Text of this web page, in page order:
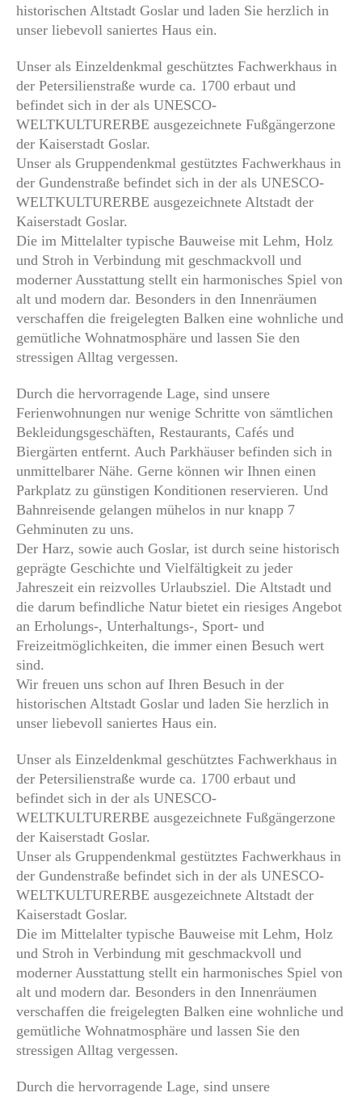
historischen Altstadt Goslar und laden Sie herzlich in
unser liebevoll saniertes Haus ein.
Unser als Einzeldenkmal geschütztes Fachwerkhaus in
der Petersilienstraße wurde ca. 1700 erbaut und
befindet sich in der als UNESCO-
WELTKULTURERBE ausgezeichnete Fußgängerzone
der Kaiserstadt Goslar.
Unser als Gruppendenkmal gestütztes Fachwerkhaus in
der Gundenstraße befindet sich in der als UNESCO-
WELTKULTURERBE ausgezeichnete Altstadt der
Kaiserstadt Goslar.
Die im Mittelalter typische Bauweise mit Lehm, Holz
und Stroh in Verbindung mit geschmackvoll und
moderner Ausstattung stellt ein harmonisches Spiel von
alt und modern dar. Besonders in den Innenräumen
verschaffen die freigelegten Balken eine wohnliche und
gemütliche Wohnatmosphäre und lassen Sie den
stressigen Alltag vergessen.
Durch die hervorragende Lage, sind unsere
Ferienwohnungen nur wenige Schritte von sämtlichen
Bekleidungsgeschäften, Restaurants, Cafés und
Biergärten entfernt. Auch Parkhäuser befinden sich in
unmittelbarer Nähe. Gerne können wir Ihnen einen
Parkplatz zu günstigen Konditionen reservieren. Und
Bahnreisende gelangen mühelos in nur knapp 7
Gehminuten zu uns.
Der Harz, sowie auch Goslar, ist durch seine historisch
geprägte Geschichte und Vielfältigkeit zu jeder
Jahreszeit ein reizvolles Urlaubsziel. Die Altstadt und
die darum befindliche Natur bietet ein riesiges Angebot
an Erholungs-, Unterhaltungs-, Sport- und
Freizeitmöglichkeiten, die immer einen Besuch wert
sind.
Wir freuen uns schon auf Ihren Besuch in der
historischen Altstadt Goslar und laden Sie herzlich in
unser liebevoll saniertes Haus ein.
Unser als Einzeldenkmal geschütztes Fachwerkhaus in
der Petersilienstraße wurde ca. 1700 erbaut und
befindet sich in der als UNESCO-
WELTKULTURERBE ausgezeichnete Fußgängerzone
der Kaiserstadt Goslar.
Unser als Gruppendenkmal gestütztes Fachwerkhaus in
der Gundenstraße befindet sich in der als UNESCO-
WELTKULTURERBE ausgezeichnete Altstadt der
Kaiserstadt Goslar.
Die im Mittelalter typische Bauweise mit Lehm, Holz
und Stroh in Verbindung mit geschmackvoll und
moderner Ausstattung stellt ein harmonisches Spiel von
alt und modern dar. Besonders in den Innenräumen
verschaffen die freigelegten Balken eine wohnliche und
gemütliche Wohnatmosphäre und lassen Sie den
stressigen Alltag vergessen.
Durch die hervorragende Lage, sind unsere